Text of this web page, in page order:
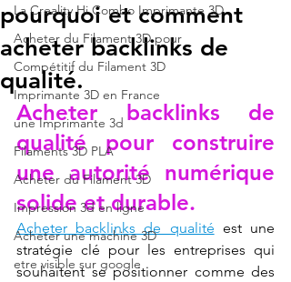
La Creality Hi Combo Imprimante 3D
Acheter du Filament 3D pour
Compétitif du Filament 3D
Imprimante 3D en France
une Imprimante 3d
Filaments 3D PLA
Acheter du Filament 3D
Impression 3d en ligne
Acheter une machine 3D
etre visible sur google
pourquoi et comment
acheter backlinks de
qualité.
Acheter backlinks de
qualité pour construire
une autorité numérique
solide et durable.
Acheter backlinks de qualité est une
stratégie clé pour les entreprises qui
souhaitent se positionner comme des